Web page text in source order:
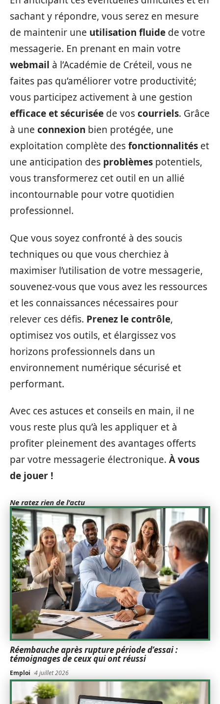
sachant y répondre, vous serez en mesure
de maintenir une utilisation fluide de votre
messagerie. En prenant en main votre
webmail à l’Académie de Créteil, vous ne
faites pas qu’améliorer votre productivité;
vous participez activement à une gestion
efficace et sécurisée de voscourriels. Grâce
à une connexion bien protégée, une
exploitation complète desfonctionnalités et
une anticipation des problèmes potentiels,
vous transformerez cet outil en un allié
incontournable pour votre quotidien
professionnel.
Que vous soyez confronté à des soucis
techniques ou que vous cherchiez à
maximiser l’utilisation de votre messagerie,
souvenez-vous que vous avez les ressources
et les connaissances nécessaires pour
relever ces défis. Prenez le contrôle,
optimisez vos outils, et élargissez vos
horizons professionnels dans un
environnement numérique sécurisé et
performant.
Avec ces astuces et conseils en main, il ne
vous reste plus qu’à les appliquer et à
profiter pleinement des avantages offerts
par votre messagerie électronique. À vous
de jouer !
Ne ratez rien de l'actu
Réembauche après rupture période d’essai :
témoignages de ceux qui ont réussi
Emploi 4 juillet 2026